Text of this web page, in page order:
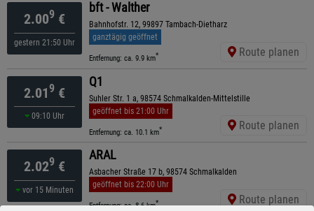
2.009 €
gestern 21:50 Uhr
bft - Walther
Bahnhofstr. 12, 99897 Tambach-Dietharz
ganztägig geöffnet
Entfernung: ca. 9.9 km* Route planen
2.019 €
09:10 Uhr
Q1
Suhler Str. 1 a, 98574 Schmalkalden-Mittelstille
geöffnet bis 21:00 Uhr
Entfernung: ca. 10.1 km* Route planen
2.029 €
vor 15 Minuten
ARAL
Asbacher Straße 17 b, 98574 Schmalkalden
geöffnet bis 22:00 Uhr
Entfernung: ca. 8.6 km* Route planen